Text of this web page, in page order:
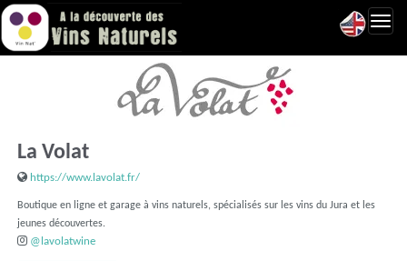
La Volat
https://www.lavolat.fr/
Boutique en ligne et garage à vins naturels, spécialisés sur les vins du Jura et les
jeunes découvertes.
@lavolatwine